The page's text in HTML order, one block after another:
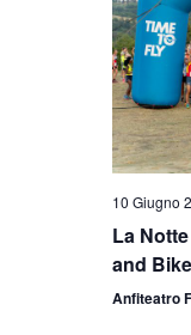
10 Giugno
La
and Bike
Anfiteatro